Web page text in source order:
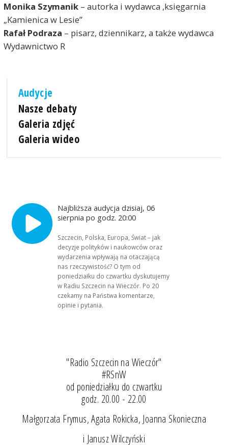
Monika Szymanik – autorka i wydawca ,księgarnia
„Kamienica w Lesie”
Rafał Podraza – pisarz, dziennikarz, a także wydawca
Wydawnictwo R
Audycje
Nasze debaty
Galeria zdjęć
Galeria wideo
Najbliższa audycja dzisiaj, 06
sierpnia po godz. 20:00
Szczecin, Polska, Europa, Świat – jak
decyzje polityków i naukowców oraz
wydarzenia wpływają na otaczającą
nas rzeczywistość? O tym od
poniedziałku do czwartku dyskutujemy
w Radiu Szczecin na Wieczór. Po 20
czekamy na Państwa komentarze,
opinie i pytania.
"Radio Szczecin na Wieczór"
#RSnW
od poniedziałku do czwartku
godz. 20.00 - 22.00
Małgorzata Frymus, Agata Rokicka, Joanna Skonieczna
i Janusz Wilczyński